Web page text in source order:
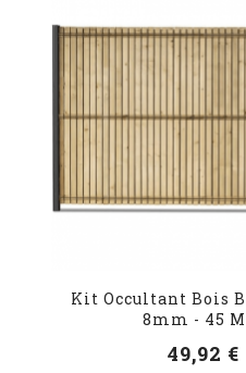
Kit Occultant Bois
8mm - 45
49,92 €